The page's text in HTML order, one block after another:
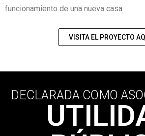
funcionamiento de una nueva casa .
VISITA EL PROYECTO
DECLARADA COMO